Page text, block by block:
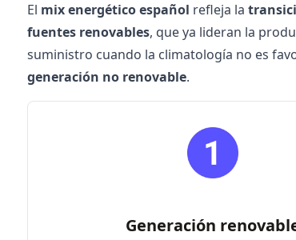
El mix energético español refleja la
fuentes renovables, que ya lideran la
suministro cuando la climatología no es
generación no renovable.
Generación